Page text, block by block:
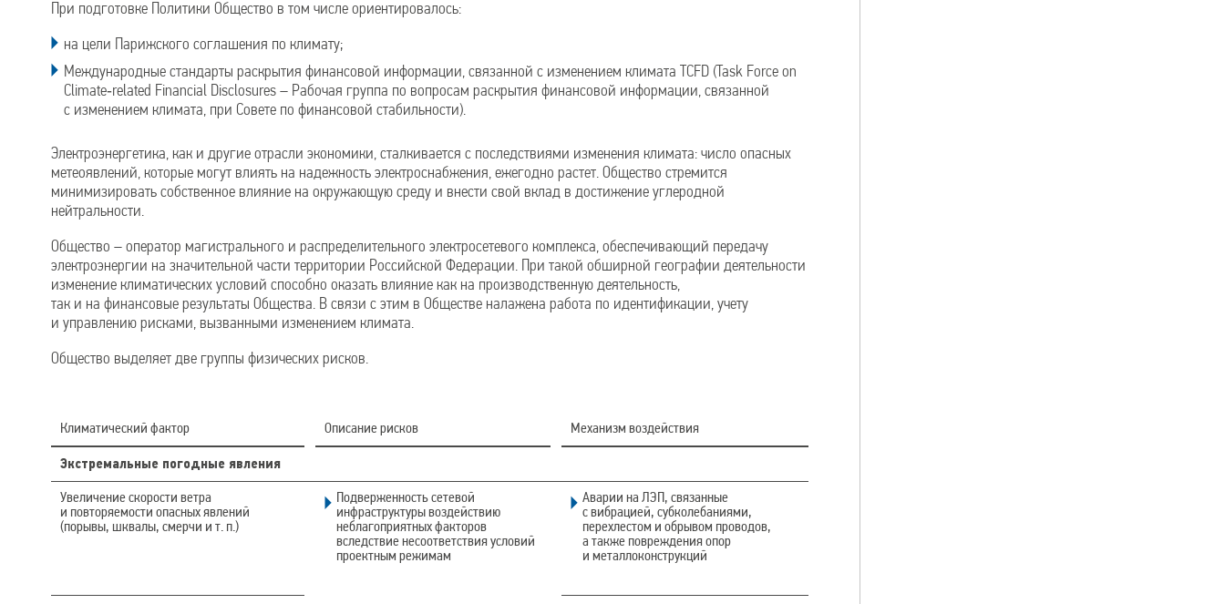
При подготовке Политики Общество в том числе ориентировалось:
на цели Парижского соглашения по климату;
Международные стандарты раскрытия финансовой информации, связанной с изменением климата TCFD (Task Force on
Climate‑related Financial Disclosures – Рабочая группа по вопросам раскрытия финансовой информации, связанной
с изменением климата, при Совете по финансовой стабильности).
Электроэнергетика, как и другие отрасли экономики, сталкивается с последствиями изменения климата: число опасных
метеоявлений, которые могут влиять на надежность электроснабжения, ежегодно растет. Общество стремится
минимизировать собственное влияние на окружающую среду и внести свой вклад в достижение углеродной
нейтральности.
Общество – оператор магистрального и распределительного электросетевого комплекса, обеспечивающий передачу
электроэнергии на значительной части территории Российской Федерации. При такой обширной географии деятельности
изменение климатических условий способно оказать влияние как на производственную деятельность,
так и на финансовые результаты Общества. В связи с этим в Обществе налажена работа по идентификации, учету
и управлению рисками, вызванными изменением климата.
Общество выделяет две группы физических рисков.
Климатический фактор Описание рисков Механизм воздействия
Экстремальные погодные явления
Увеличение скорости ветра
и повторяемости опасных явлений
(порывы, шквалы, смерчи и т. п.)
Подверженность сетевой
инфраструктуры воздействию
неблагоприятных факторов
вследствие несоответствия условий
проектным режимам
Аварии на ЛЭП, связанные
с вибрацией, субколебаниями,
перехлестом и обрывом проводов,
а также повреждения опор
и металлоконструкций